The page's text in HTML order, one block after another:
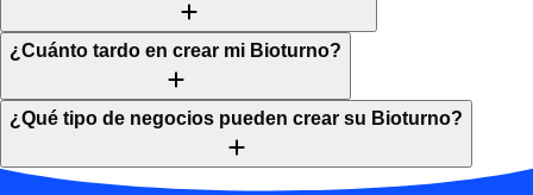
¿Cuánto tardo en crear mi Bioturno?
¿Qué tipo de negocios pueden crear su Bioturno?